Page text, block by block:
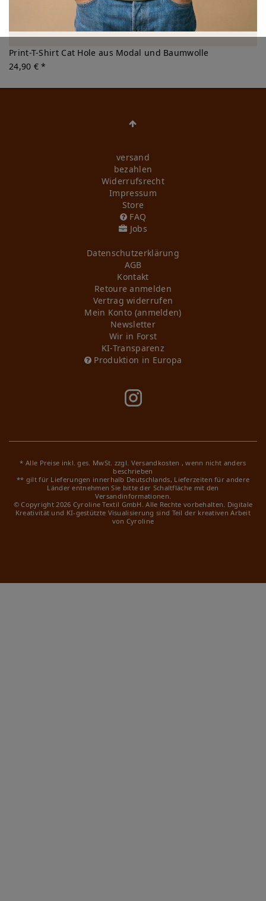
Print-T-Shirt Cat Hole aus Modal und Baumwolle
24,90 € *
versand
bezahlen
Widerrufs­recht
Impressum
Store
FAQ
Jobs
Daten­schutz­erklärung
AGB
Kontakt
Retoure anmelden
Vertrag widerrufen
Mein Konto (anmelden)
Newsletter
Wir in Forst
KI-Transparenz
Produktion in Europa
* Alle Preise inkl. ges. MwSt. zzgl. Versandkosten , wenn nicht anders
beschrieben
** gilt für Lieferungen innerhalb Deutschlands, Lieferzeiten für andere
Länder entnehmen Sie bitte der Schaltfläche mit den
Versandinformationen.
© Copyright 2026 Cyroline Textil GmbH. Alle Rechte vorbehalten. Digitale
Kreativität und KI-gestützte Visualisierung sind Teil der kreativen Arbeit
von Cyroline